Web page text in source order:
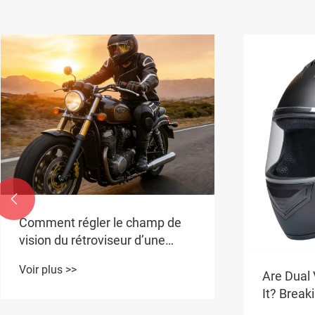
Helmet Lifespan And
Quel
coffre
Voir plus
